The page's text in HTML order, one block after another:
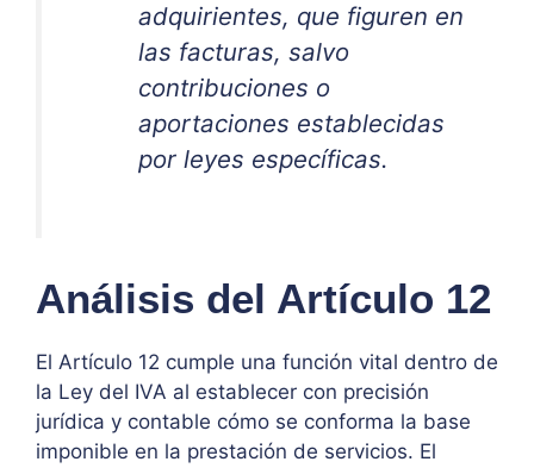
adquirientes, que figuren en
las facturas, salvo
contribuciones o
aportaciones establecidas
por leyes específicas.
Análisis del Artículo 12
El Artículo 12 cumple una función vital dentro de
la Ley del IVA al establecer con precisión
jurídica y contable cómo se conforma la base
imponible en la prestación de servicios. El